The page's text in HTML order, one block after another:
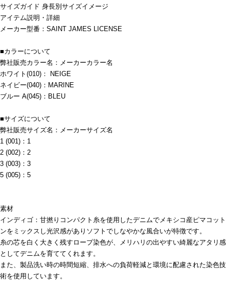
サイズガイド 身長別サイズイメージ
アイテム説明・詳細
メーカー型番：SAINT JAMES LICENSE
■カラーについて
弊社販売カラー名：メーカーカラー名
ホワイト(010)： NEIGE
ネイビー(040)：MARINE
ブルー A(045)：BLEU
■サイズについて
弊社販売サイズ名：メーカーサイズ名
1 (001)：1
2 (002)：2
3 (003)：3
5 (005)：5
素材
インディゴ：甘撚りコンパクト糸を使用したデニムでメキシコ産ピマコット
ンをミックスし光沢感がありソフトでしなやかな風合いが特徴です。
糸の芯を白く大きく残すロープ染色が、メリハリの出やすい綺麗なアタリ感
としてデニムを育ててくれます。
また、製品洗い時の時間短縮、排水への負荷軽減と環境に配慮された染色技
術を使用しています。